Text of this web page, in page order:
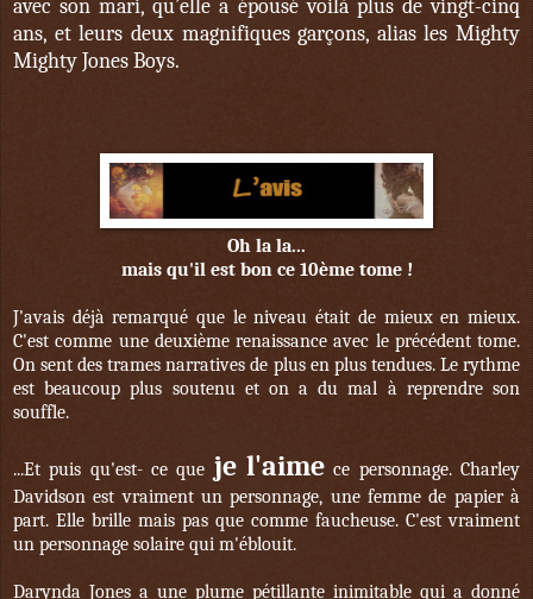
avec son mari, qu’elle a épousé voilà plus de vingt-cinq
ans, et leurs deux magnifiques garçons, alias les Mighty
Mighty Jones Boys.
Oh la la...
mais qu'il est bon ce 10ème tome !
J'avais déjà remarqué que le niveau était de mieux en mieux.
C'est comme une deuxième renaissance avec le précédent tome.
On sent des trames narratives de plus en plus tendues. Le rythme
est beaucoup plus soutenu et on a du mal à reprendre son
souffle.
...Et puis qu'est- ce que je l'aime ce personnage. Charley
Davidson est vraiment un personnage, une femme de papier à
part. Elle brille mais pas que comme faucheuse. C'est vraiment
un personnage solaire qui m'éblouit.
Darynda Jones a une plume pétillante inimitable qui a donné